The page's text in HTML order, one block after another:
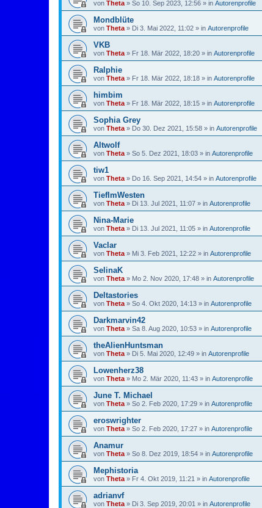
von Theta » So 10. Sep 2023, 12:56 » in Autorenprofile
Mondblüte
von Theta » Di 3. Mai 2022, 11:02 » in Autorenprofile
VKB
von Theta » Fr 18. Mär 2022, 18:20 » in Autorenprofile
Ralphie
von Theta » Fr 18. Mär 2022, 18:18 » in Autorenprofile
himbim
von Theta » Fr 18. Mär 2022, 18:15 » in Autorenprofile
Sophia Grey
von Theta » Do 30. Dez 2021, 15:58 » in Autorenprofile
Altwolf
von Theta » So 5. Dez 2021, 18:03 » in Autorenprofile
tiw1
von Theta » Do 16. Sep 2021, 14:54 » in Autorenprofile
TiefImWesten
von Theta » Di 13. Jul 2021, 11:07 » in Autorenprofile
Nina-Marie
von Theta » Di 13. Jul 2021, 11:05 » in Autorenprofile
Vaclar
von Theta » Mi 3. Feb 2021, 12:22 » in Autorenprofile
SelinaK
von Theta » Mo 2. Nov 2020, 17:48 » in Autorenprofile
Deltastories
von Theta » So 4. Okt 2020, 14:13 » in Autorenprofile
Darkmarvin42
von Theta » Sa 8. Aug 2020, 10:53 » in Autorenprofile
theAlienHuntsman
von Theta » Di 5. Mai 2020, 12:49 » in Autorenprofile
Lowenherz38
von Theta » Mo 2. Mär 2020, 11:43 » in Autorenprofile
June T. Michael
von Theta » So 2. Feb 2020, 17:29 » in Autorenprofile
eroswrighter
von Theta » So 2. Feb 2020, 17:27 » in Autorenprofile
Anamur
von Theta » So 8. Dez 2019, 18:54 » in Autorenprofile
Mephistoria
von Theta » Fr 4. Okt 2019, 11:21 » in Autorenprofile
adrianvf
von Theta » Di 3. Sep 2019, 20:01 » in Autorenprofile